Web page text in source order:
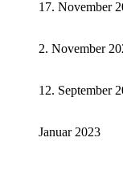
17. November
2. November
12. September
Januar 2023